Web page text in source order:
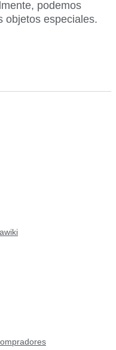
podemos
objetos especiales.